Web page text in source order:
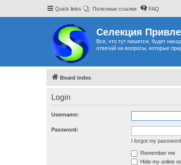
Quick links Полезные ссылки FAQ
Селекция
Все, что тут пишется, будет
отвечай на вопросы, которые
Board index
Login
Username:
Password:
I forgot my password
Remember me
Hide my online